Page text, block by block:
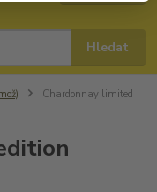
Hledat
Chardonnay limited